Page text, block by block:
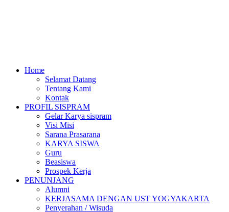
Home
Selamat Datang
Tentang Kami
Kontak
PROFIL SISPRAM
Gelar Karya sispram
Visi Misi
Sarana Prasarana
KARYA SISWA
Guru
Beasiswa
Prospek Kerja
PENUNJANG
Alumni
KERJASAMA DENGAN UST YOGYAKARTA
Penyerahan / Wisuda